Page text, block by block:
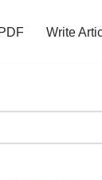
Write